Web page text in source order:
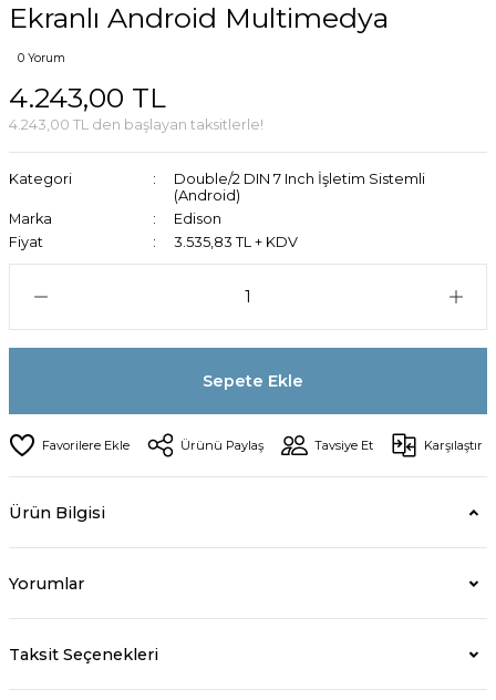
Ekranlı Android Multimedya
0 Yorum
4.243,00 TL
4.243,00 TL den başlayan taksitlerle!
Kategori
Double/2 DIN 7 Inch İşletim Sistemli
(Android)
Marka
Edison
Fiyat
3.535,83 TL + KDV
Sepete Ekle
Ürünü Paylaş Tavsiye Et Karşılaştır
Ürün Bilgisi
Yorumlar
Taksit Seçenekleri